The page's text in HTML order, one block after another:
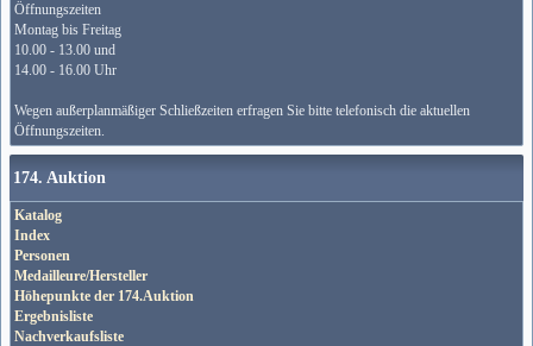
Öffnungszeiten
Montag bis Freitag
10.00 - 13.00 und
14.00 - 16.00 Uhr
Wegen außerplanmäßiger Schließzeiten erfragen Sie bitte telefonisch die aktuellen
Öffnungszeiten.
174. Auktion
Katalog
Index
Personen
Medailleure/Hersteller
Höhepunkte der 174.Auktion
Ergebnisliste
Nachverkaufsliste